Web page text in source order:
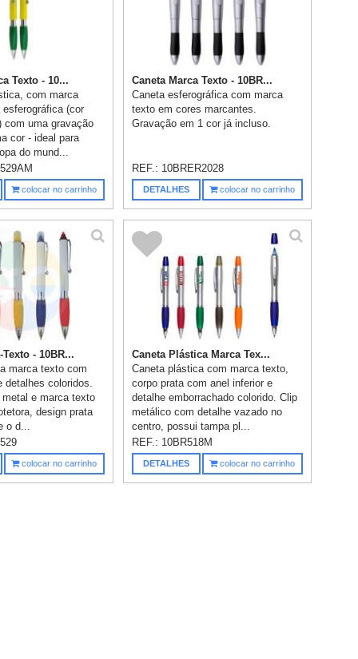
Texto - 10...
com marca
(cor
com uma gravação
cor - ideal para
do mund...
colocar no carrinho
Caneta Marca Texto - 10BR...
Caneta esferográfica com marca
texto em cores marcantes.
Gravação em 1 cor já incluso.
REF.: 10BRER2028
DETALHES colocar no carrinho
- 10BR...
marca texto com
detalhes coloridos.
e marca texto
design prata
o d...
colocar no carrinho
Caneta Plástica Marca Tex...
Caneta plástica com marca texto,
corpo prata com anel inferior e
detalhe emborrachado colorido. Clip
metálico com detalhe vazado no
centro, possui tampa pl...
REF.: 10BR518M
DETALHES colocar no carrinho